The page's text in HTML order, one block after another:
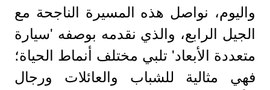
واليوم، نواصل هذه المسيرة الناجحة مع
الجيل الرابع، والذي نقدمه بوصفه 'سيارة
متعددة الأبعاد' تلبي مختلف أنماط الحياة؛
فهي مثالية للشباب والعائلات ورجال